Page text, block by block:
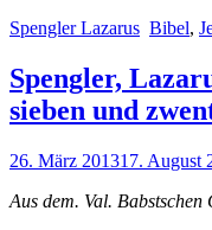
Spengler Lazarus Bibel,
Spengler,
sieben und
26. März 201317. August
Aus dem. Val. Babstschen